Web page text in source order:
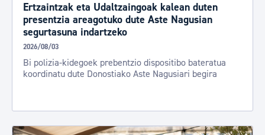
Ertzaintzak eta Udaltzaingoak kalean duten
presentzia areagotuko dute Aste Nagusian
segurtasuna indartzeko
2026/08/03
Bi polizia-kidegoek prebentzio dispositibo bateratua
koordinatu dute Donostiako Aste Nagusiari begira